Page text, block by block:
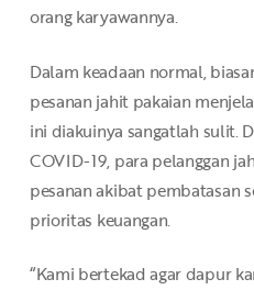
orang karyawannya.
Dalam keadaan normal,
pesanan jahit pakaian
ini diakuinya sangatlah sulit.
COVID-19, para pelanggan
pesanan akibat pembatasan
prioritas keuangan.
“Kami bertekad agar dapur